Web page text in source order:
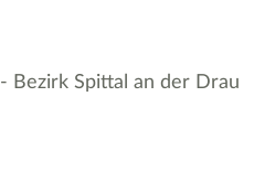
- Bezirk Spittal an der Drau